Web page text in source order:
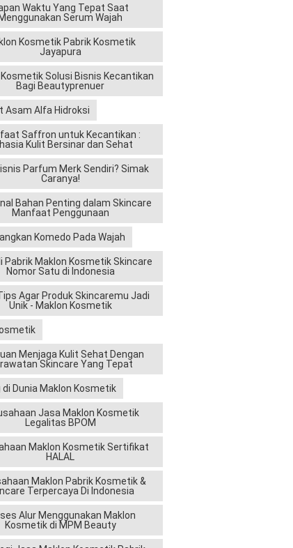
Waktu Yang Tepat Saat
Menggunakan Serum Wajah
Kosmetik Pabrik Kosmetik
Jayapura
Kosmetik Solusi Bisnis Kecantikan
Bagi Beautyprenuer
Asam Alfa Hidroksi
Saffron untuk Kecantikan :
Kulit Bersinar dan Sehat
Parfum Merk Sendiri? Simak
Caranya!
Bahan Penting dalam Skincare
Manfaat Penggunaan
Komedo Pada Wajah
Pabrik Maklon Kosmetik Skincare
Nomor Satu di Indonesia
Agar Produk Skincaremu Jadi
Unik - Maklon Kosmetik
Menjaga Kulit Sehat Dengan
Skincare Yang Tepat
di Dunia Maklon Kosmetik
Jasa Maklon Kosmetik
Legalitas BPOM
Maklon Kosmetik Sertifikat
HALAL
Maklon Pabrik Kosmetik &
Terpercaya Di Indonesia
Alur Menggunakan Maklon
Kosmetik di MPM Beauty